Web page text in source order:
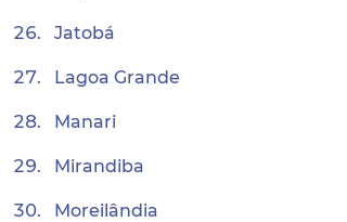
Jatobá
Lagoa Grande
Manari
Mirandiba
Moreilândia